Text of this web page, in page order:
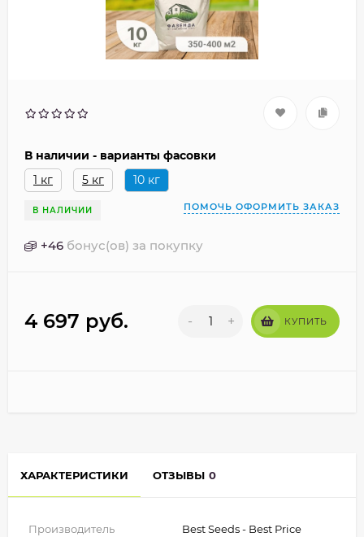
В наличии - варианты фасовки
1 кг
5 кг 10 кг
В НАЛИЧИИ ПОМОЧЬ ОФОРМИТЬ ЗАКАЗ
+46 бонус(ов) за покупку
4 697 руб. - + КУПИТЬ
ХАРАКТЕРИСТИКИ ОТЗЫВЫ 0
Производитель
Best Seeds - Best Price